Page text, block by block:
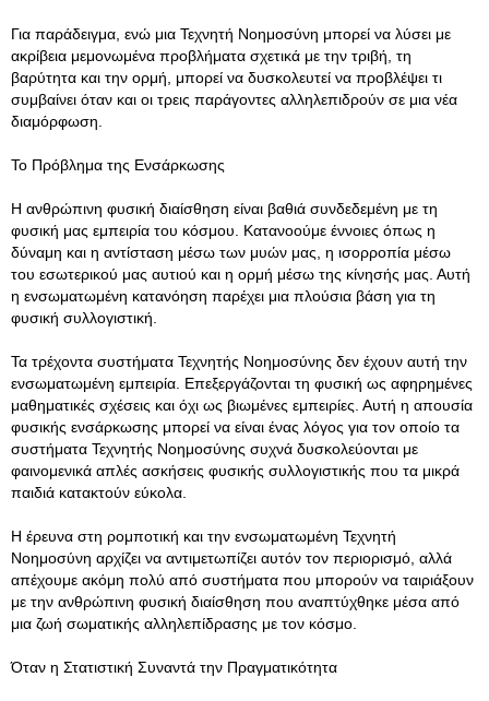
Για παράδειγμα, ενώ μια Τεχνητή Νοημοσύνη μπορεί να λύσει με
ακρίβεια μεμονωμένα προβλήματα σχετικά με την τριβή, τη
βαρύτητα και την ορμή, μπορεί να δυσκολευτεί να προβλέψει τι
συμβαίνει όταν και οι τρεις παράγοντες αλληλεπιδρούν σε μια νέα
διαμόρφωση.
Το Πρόβλημα της Ενσάρκωσης
Η ανθρώπινη φυσική διαίσθηση είναι βαθιά συνδεδεμένη με τη
φυσική μας εμπειρία του κόσμου. Κατανοούμε έννοιες όπως η
δύναμη και η αντίσταση μέσω των μυών μας, η ισορροπία μέσω
του εσωτερικού μας αυτιού και η ορμή μέσω της κίνησής μας. Αυτή
η ενσωματωμένη κατανόηση παρέχει μια πλούσια βάση για τη
φυσική συλλογιστική.
Τα τρέχοντα συστήματα Τεχνητής Νοημοσύνης δεν έχουν αυτή την
ενσωματωμένη εμπειρία. Επεξεργάζονται τη φυσική ως αφηρημένες
μαθηματικές σχέσεις και όχι ως βιωμένες εμπειρίες. Αυτή η απουσία
φυσικής ενσάρκωσης μπορεί να είναι ένας λόγος για τον οποίο τα
συστήματα Τεχνητής Νοημοσύνης συχνά δυσκολεύονται με
φαινομενικά απλές ασκήσεις φυσικής συλλογιστικής που τα μικρά
παιδιά κατακτούν εύκολα.
Η έρευνα στη ρομποτική και την ενσωματωμένη Τεχνητή
Νοημοσύνη αρχίζει να αντιμετωπίζει αυτόν τον περιορισμό, αλλά
απέχουμε ακόμη πολύ από συστήματα που μπορούν να ταιριάξουν
με την ανθρώπινη φυσική διαίσθηση που αναπτύχθηκε μέσα από
μια ζωή σωματικής αλληλεπίδρασης με τον κόσμο.
Όταν η Στατιστική Συναντά την Πραγματικότητα